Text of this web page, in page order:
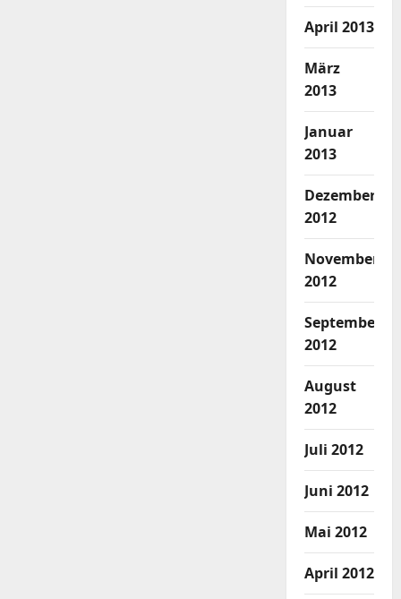
April 2013
März
2013
Januar
2013
Dezember
2012
November
2012
September
2012
August
2012
Juli 2012
Juni 2012
Mai 2012
April 2012